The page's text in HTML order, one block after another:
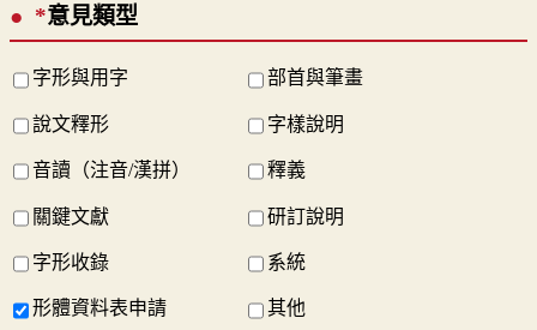
*意見類型
字形與用字 部首與筆畫
說文釋形 字樣說明
音讀（注音/漢拼） 釋義
關鍵文獻 研訂說明
字形收錄 系統
形體資料表申請 其他